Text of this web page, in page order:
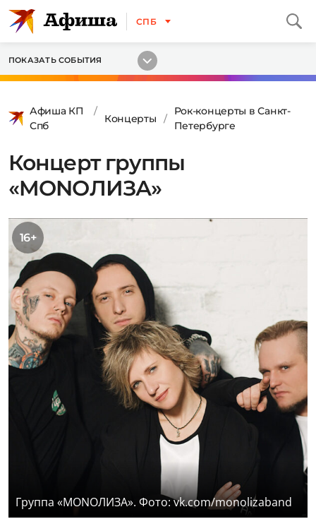
СПБ
ПОКАЗАТЬ СОБЫТИЯ
Афиша КП
Спб
Концерты
Рок-концерты в Санкт-
Петербурге
Концерт группы
«MONOЛИЗА»
16+
Группа «MONOЛИЗА». Фото: vk.com/monolizaband